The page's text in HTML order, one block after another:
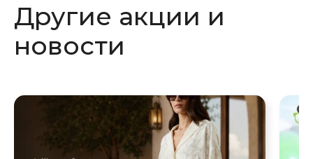
окне окне
Другие акции и
новости